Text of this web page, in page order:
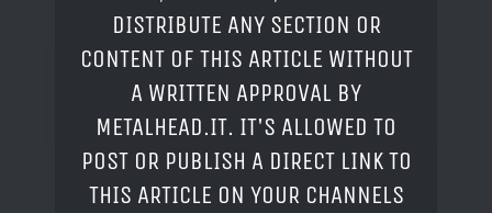
DISTRIBUTE ANY SECTION OR
CONTENT OF THIS ARTICLE WITHOUT
A WRITTEN APPROVAL BY
METALHEAD.IT. IT'S ALLOWED TO
POST OR PUBLISH A DIRECT LINK TO
THIS ARTICLE ON YOUR CHANNELS